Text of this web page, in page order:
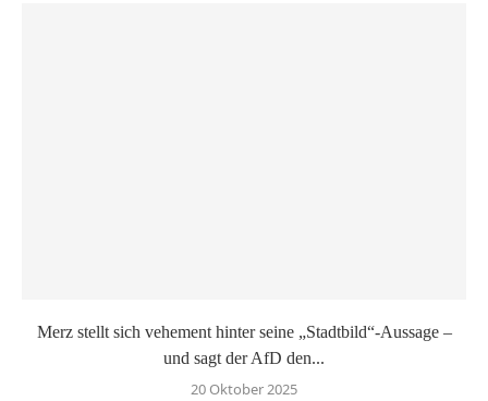
Merz stellt sich vehement hinter seine „Stadtbild“-Aussage –
und sagt der AfD den...
20 Oktober 2025